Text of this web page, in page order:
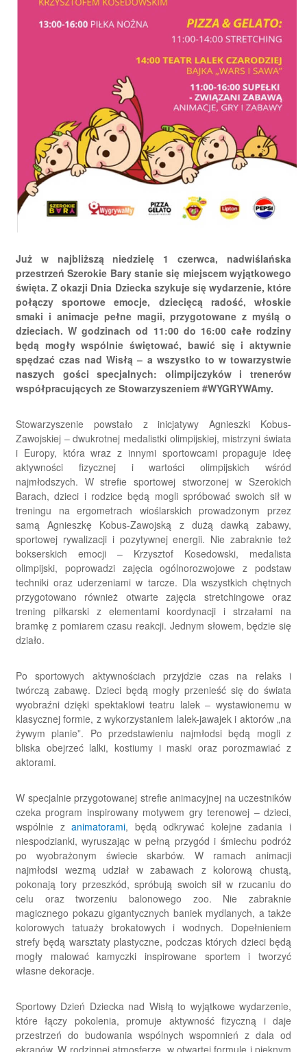
Już w najbliższą niedzielę 1 czerwca, nadwiślańska
przestrzeń Szerokie Bary stanie się miejscem wyjątkowego
święta. Z okazji Dnia Dziecka szykuje się wydarzenie, które
połączy sportowe emocje, dziecięcą radość, włoskie
smaki i animacje pełne magii, przygotowane z myślą o
dzieciach. W godzinach od 11:00 do 16:00 całe rodziny
będą mogły wspólnie świętować, bawić się i aktywnie
spędzać czas nad Wisłą – a wszystko to w towarzystwie
naszych gości specjalnych: olimpijczyków i trenerów
współpracujących ze Stowarzyszeniem #WYGRYWAmy.
Stowarzyszenie powstało z inicjatywy Agnieszki Kobus-
Zawojskiej – dwukrotnej medalistki olimpijskiej, mistrzyni świata
i Europy, która wraz z innymi sportowcami propaguje ideę
aktywności fizycznej i wartości olimpijskich wśród
najmłodszych. W strefie sportowej stworzonej w Szerokich
Barach, dzieci i rodzice będą mogli spróbować swoich sił w
treningu na ergometrach wioślarskich prowadzonym przez
samą Agnieszkę Kobus-Zawojską z dużą dawką zabawy,
sportowej rywalizacji i pozytywnej energii. Nie zabraknie też
bokserskich emocji – Krzysztof Kosedowski, medalista
olimpijski, poprowadzi zajęcia ogólnorozwojowe z podstaw
techniki oraz uderzeniami w tarcze. Dla wszystkich chętnych
przygotowano również otwarte zajęcia stretchingowe oraz
trening piłkarski z elementami koordynacji i strzałami na
bramkę z pomiarem czasu reakcji. Jednym słowem, będzie się
działo.
Po sportowych aktywnościach przyjdzie czas na relaks i
twórczą zabawę. Dzieci będą mogły przenieść się do świata
wyobraźni dzięki spektaklowi teatru lalek – wystawionemu w
klasycznej formie, z wykorzystaniem lalek-jawajek i aktorów „na
żywym planie”. Po przedstawieniu najmłodsi będą mogli z
bliska obejrzeć lalki, kostiumy i maski oraz porozmawiać z
aktorami.
W specjalnie przygotowanej strefie animacyjnej na uczestników
czeka program inspirowany motywem gry terenowej – dzieci,
wspólnie zanimatorami, będą odkrywać kolejne zadania i
niespodzianki, wyruszając w pełną przygód i śmiechu podróż
po wyobrażonym świecie skarbów. W ramach animacji
najmłodsi wezmą udział w zabawach z kolorową chustą,
pokonają tory przeszkód, spróbują swoich sił w rzucaniu do
celu oraz tworzeniu balonowego zoo. Nie zabraknie
magicznego pokazu gigantycznych baniek mydlanych, a także
kolorowych tatuaży brokatowych i wodnych. Dopełnieniem
strefy będą warsztaty plastyczne, podczas których dzieci będą
mogły malować kamyczki inspirowane sportem i tworzyć
własne dekoracje.
Sportowy Dzień Dziecka nad Wisłą to wyjątkowe wydarzenie,
które łączy pokolenia, promuje aktywność fizyczną i daje
przestrzeń do budowania wspólnych wspomnień z dala od
ekranów. W rodzinnej atmosferze, w otwartej formule i pięknym